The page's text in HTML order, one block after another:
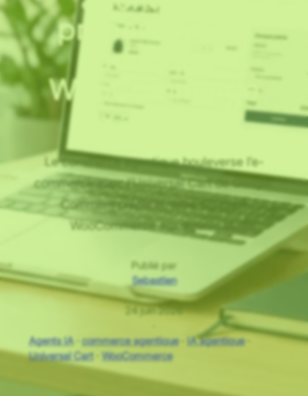
préparez votre
boutique
WooCommerce
aux agents IA
Le commerce agentique bouleverse l’e-
commerce avec l’Universal Cart de Google.
Comment préparer votre boutique
WooCommerce aux agents IA.
Publié par
Sebastien
·
24 juin 2026
Agents IA · commerce agentique · IA agentique
Universal Cart · WooCommerce